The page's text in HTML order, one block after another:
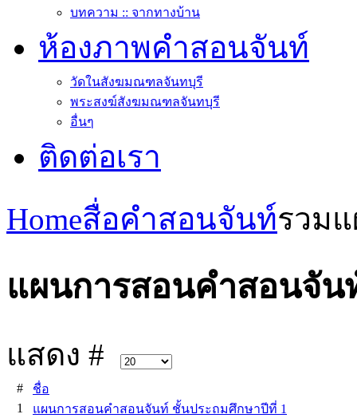
บทความ :: จากทางบ้าน
ห้องภาพคำสอนจันท์
วัดในสังฆมณฑลจันทบุรี
พระสงฆ์สังฆมณฑลจันทบุรี
อื่นๆ
ติดต่อเรา
Homeสื่อคำสอนจันท์รวม
แผนการสอนคำสอนจัน
แสดง #
#
ชื่อ
1
แผนการสอนคำสอนจันท์ ชั้นประถมศึกษาปีที่ 1